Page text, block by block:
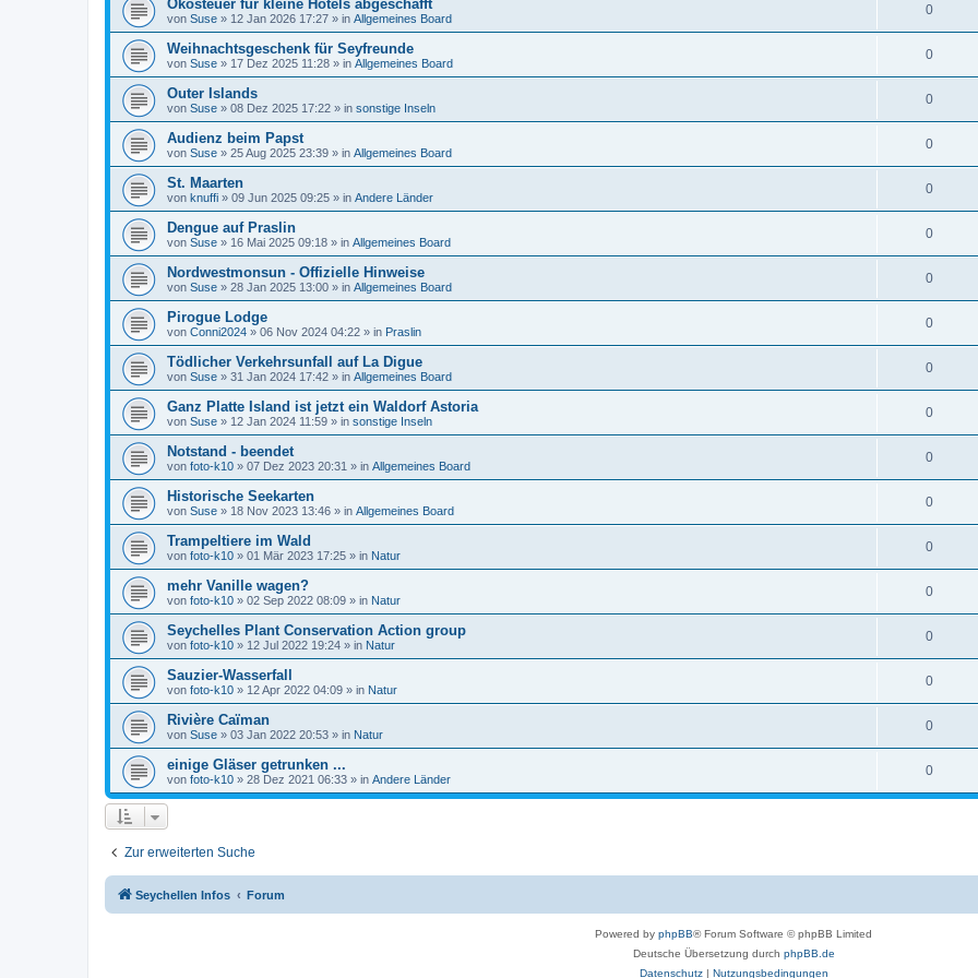
Ökosteuer für kleine Hotels abgeschafft
von Suse » 12 Jan 2026 17:27 » in Allgemeines Board
0
Weihnachtsgeschenk für Seyfreunde
von Suse » 17 Dez 2025 11:28 » in Allgemeines Board
0
Outer Islands
von Suse » 08 Dez 2025 17:22 » in sonstige Inseln
0
Audienz beim Papst
von Suse » 25 Aug 2025 23:39 » in Allgemeines Board
0
St. Maarten
von knuffi » 09 Jun 2025 09:25 » in Andere Länder
0
Dengue auf Praslin
von Suse » 16 Mai 2025 09:18 » in Allgemeines Board
0
Nordwestmonsun - Offizielle Hinweise
von Suse » 28 Jan 2025 13:00 » in Allgemeines Board
0
Pirogue Lodge
von Conni2024 » 06 Nov 2024 04:22 » in Praslin
0
Tödlicher Verkehrsunfall auf La Digue
von Suse » 31 Jan 2024 17:42 » in Allgemeines Board
0
Ganz Platte Island ist jetzt ein Waldorf Astoria
von Suse » 12 Jan 2024 11:59 » in sonstige Inseln
0
Notstand - beendet
von foto-k10 » 07 Dez 2023 20:31 » in Allgemeines Board
0
Historische Seekarten
von Suse » 18 Nov 2023 13:46 » in Allgemeines Board
0
Trampeltiere im Wald
von foto-k10 » 01 Mär 2023 17:25 » in Natur
0
mehr Vanille wagen?
von foto-k10 » 02 Sep 2022 08:09 » in Natur
0
Seychelles Plant Conservation Action group
von foto-k10 » 12 Jul 2022 19:24 » in Natur
0
Sauzier-Wasserfall
von foto-k10 » 12 Apr 2022 04:09 » in Natur
0
Rivière Caïman
von Suse » 03 Jan 2022 20:53 » in Natur
0
einige Gläser getrunken ...
von foto-k10 » 28 Dez 2021 06:33 » in Andere Länder
0
Zur erweiterten Suche
Seychellen Infos Forum
Powered by phpBB® Forum Software © phpBB Limited
Deutsche Übersetzung durch phpBB.de
Datenschutz| Nutzungsbedingungen